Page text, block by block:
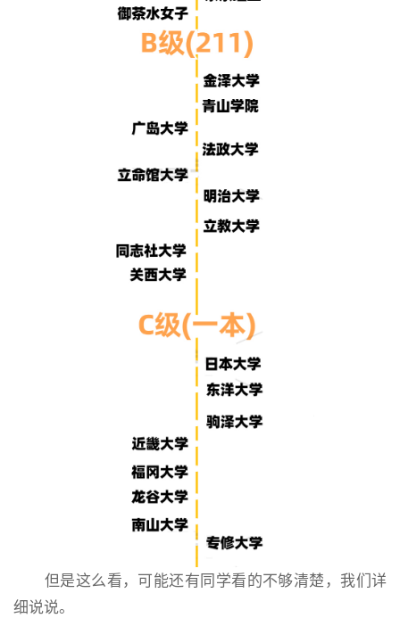
但是这么看，可能还有同学看的不够清楚，我们详
细说说。